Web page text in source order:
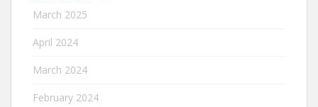
March 2025
April 2024
March 2024
February 2024